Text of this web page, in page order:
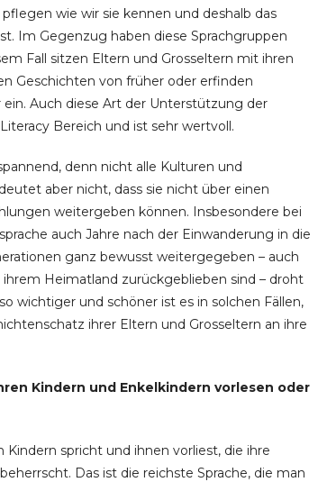
wie wir sie kennen und deshalb das
Im Gegenzug haben diese Sprachgruppen
Fall sitzen Eltern und Grosseltern mit ihren
Geschichten von früher oder erfinden
Auch diese Art der Unterstützung der
Bereich und ist sehr wertvoll.
denn nicht alle Kulturen und
aber nicht, dass sie nicht über einen
weitergeben können. Insbesondere bei
auch Jahre nach der Einwanderung in die
ganz bewusst weitergegeben – auch
ihrem Heimatland zurückgeblieben sind – droht
wichtiger und schöner ist es in solchen Fällen,
ihrer Eltern und Grosseltern an ihre
Kindern und Enkelkindern vorlesen oder
spricht und ihnen vorliest, die ihre
Das ist die reichste Sprache, die man